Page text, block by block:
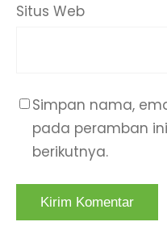
Situs Web
Simpan nama,
pada peramban
berikutnya.